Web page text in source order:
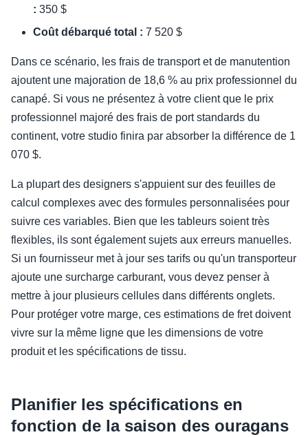
: 350 $
Coût débarqué total : 7 520 $
Dans ce scénario, les frais de transport et de manutention
ajoutent une majoration de 18,6 % au prix professionnel du
canapé. Si vous ne présentez à votre client que le prix
professionnel majoré des frais de port standards du
continent, votre studio finira par absorber la différence de 1
070 $.
La plupart des designers s'appuient sur des feuilles de
calcul complexes avec des formules personnalisées pour
suivre ces variables. Bien que les tableurs soient très
flexibles, ils sont également sujets aux erreurs manuelles.
Si un fournisseur met à jour ses tarifs ou qu'un transporteur
ajoute une surcharge carburant, vous devez penser à
mettre à jour plusieurs cellules dans différents onglets.
Pour protéger votre marge, ces estimations de fret doivent
vivre sur la même ligne que les dimensions de votre
produit et les spécifications de tissu.
Planifier les spécifications en
fonction de la saison des ouragans